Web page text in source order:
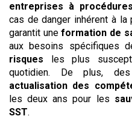
entreprises à
cas de danger inhérent à la
garantit uneformation de
aux besoins spécifiques
risques les plus
quotidien. De plus,
actualisation des
les deux ans pour les
SST.